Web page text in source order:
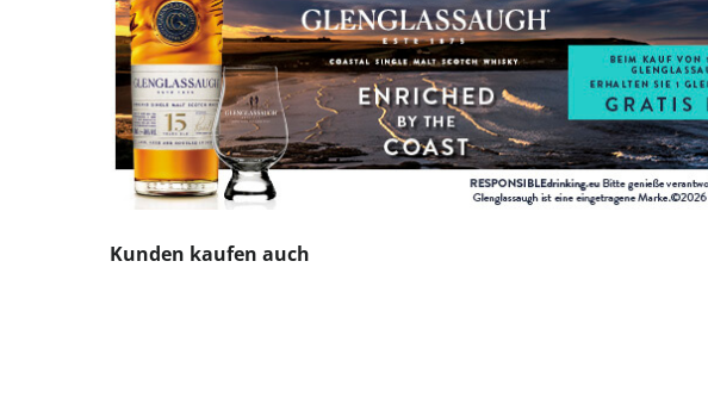
Produktgalerie überspringen
Kunden kaufen auch